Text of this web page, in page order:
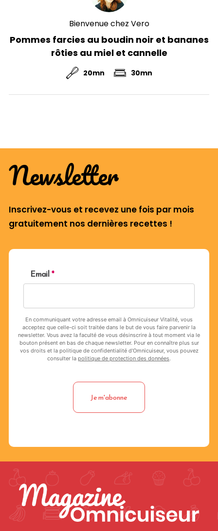
Bienvenue chez Vero
Pommes farcies au boudin noir et bananes
rôties au miel et cannelle
20mn 30mn
Newsletter
Inscrivez-vous et recevez une fois par mois
gratuitement nos dernières recettes !